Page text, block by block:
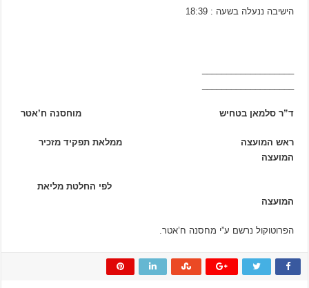
הישיבה ננעלה בשעה : 18:39
ד”ר סלמאן בטחיש מוחסנה ח’אטר
ראש המועצה ממלאת תפקיד מזכיר
המועצה
לפי החלטת מליאת
המועצה
הפרוטוקול נרשם ע”י מחסנה ח’אטר.